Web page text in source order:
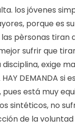
los jóvenes
porque es
pèrsonas tiran
sufrir que
disciplina, exige
HAY DEMANDA si
pues está muy
sintéticos, no
de la